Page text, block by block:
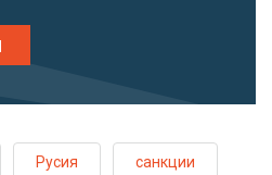
Русия санкции